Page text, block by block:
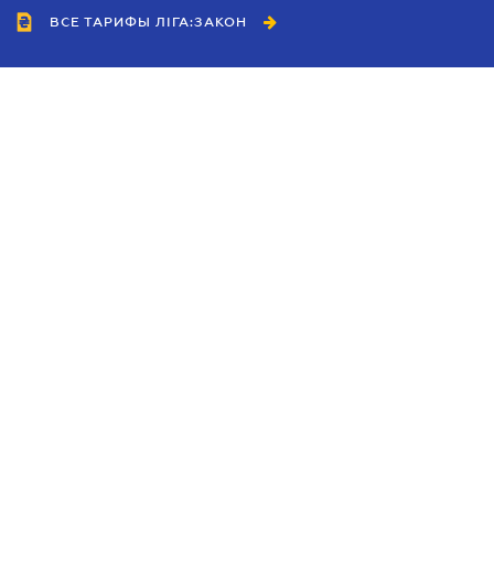
ВСЕ ТАРИФЫ ЛІГА:ЗАКОН